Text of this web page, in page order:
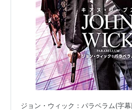
ジョン・ウィック：パラベラム(字